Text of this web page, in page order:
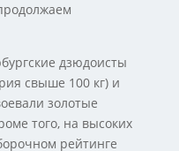
дзюдоисты
свыше 100 кг) и
золотые
того, на высоких
рейтинге